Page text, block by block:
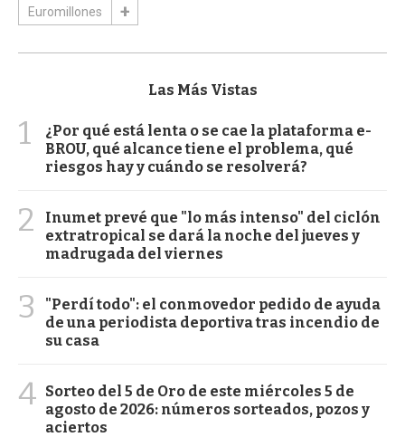
Euromillones
Las Más Vistas
1
¿Por qué está lenta o se cae la plataforma e-
BROU, qué alcance tiene el problema, qué
riesgos hay y cuándo se resolverá?
2
Inumet prevé que "lo más intenso" del ciclón
extratropical se dará la noche del jueves y
madrugada del viernes
3
"Perdí todo": el conmovedor pedido de ayuda
de una periodista deportiva tras incendio de
su casa
4 Sorteo del 5 de Oro de este miércoles 5 de
agosto de 2026: números sorteados, pozos y
aciertos